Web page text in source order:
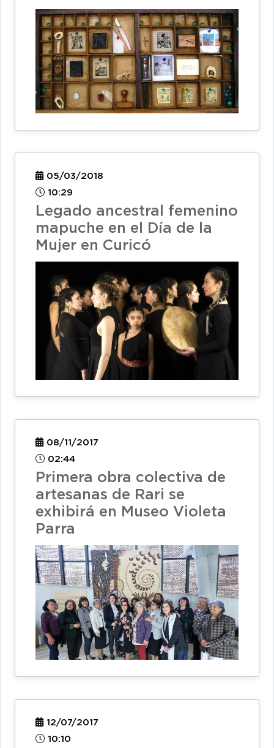
05/03/2018
10:29
Legado ancestral femenino
mapuche en el Día de la
Mujer en Curicó
08/11/2017
02:44
Primera obra colectiva de
artesanas de Rari se
exhibirá en Museo Violeta
Parra
12/07/2017
10:10